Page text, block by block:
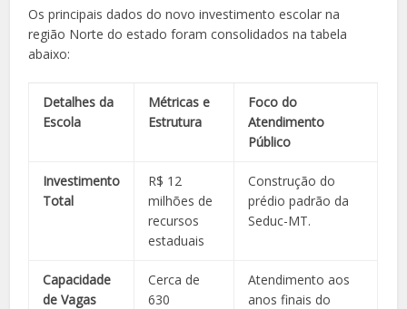
Os principais dados do novo investimento escolar na
região Norte do estado foram consolidados na tabela
abaixo:
Detalhes da
Escola
Métricas e
Estrutura
Foco do
Atendimento
Público
Investimento
Total
R$ 12
milhões de
recursos
estaduais
Construção do
prédio padrão da
Seduc-MT.
Capacidade
de Vagas
Cerca de
630
Atendimento aos
anos finais do